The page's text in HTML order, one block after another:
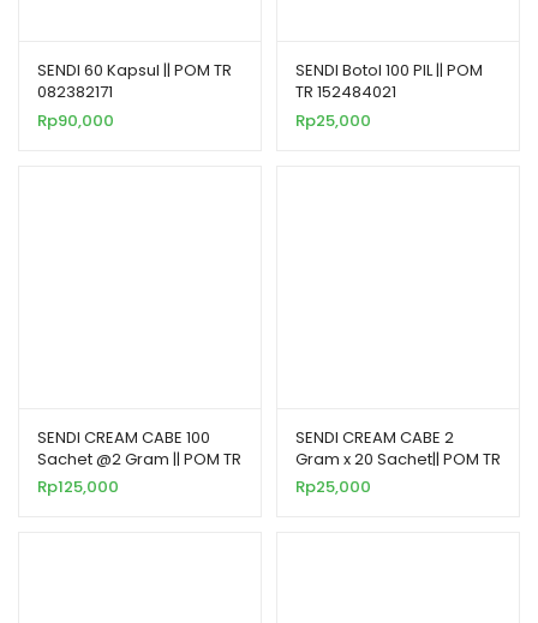
SENDI 60 Kapsul || POM TR
082382171
Rp90,000
SENDI Botol 100 PIL || POM
TR 152484021
Rp25,000
SENDI CREAM CABE 100
Sachet @2 Gram || POM TR
062765271
Rp125,000
SENDI CREAM CABE 2
Gram x 20 Sachet|| POM TR
062765271
Rp25,000